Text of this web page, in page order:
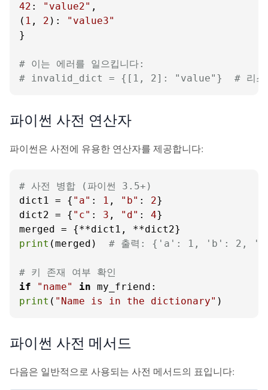
42 : "value2" ,
( 1 , 2 ):
"value3"
}
# 이는 에러를 일으킵니다:
# invalid_dict = {[1, 2]: "value"}  # 리스트
파이썬 사전 연산자
파이썬은 사전에 유용한 연산자를 제공합니다:
# 사전 병합 (파이썬 3.5+)
dict1 = { "a" : 1 , "b" : 2}
dict2 = { "c" : 3 , "d" : 4}
print (merged) # 출력: {'a': 1, 'b': 2,
# 키 존재 여부 확인
if
"name" in
print ( "Name is in the dictionary" )
파이썬 사전 메서드
다음은 일반적으로 사용되는 사전 메서드의 표입니다: